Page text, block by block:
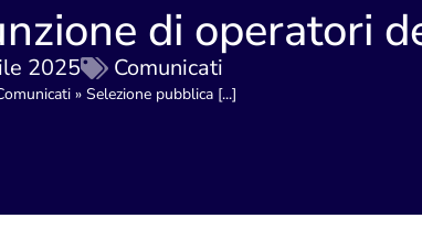
di operatori
2025 Comunicati
» Selezione pubblica [...]